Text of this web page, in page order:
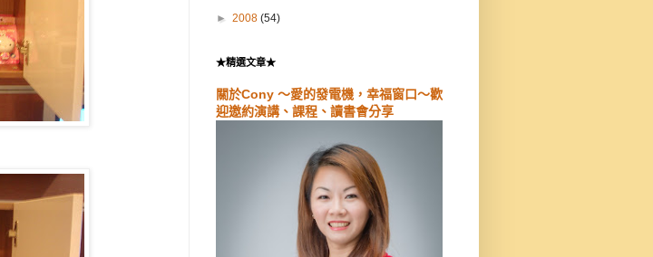
► 2008 (54)
★精選文章★
關於Cony ～愛的發電機，幸福窗口～歡
迎邀約演講、課程、讀書會分享